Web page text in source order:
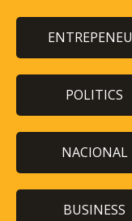
POLITICS
NACIONAL
BUSINESS